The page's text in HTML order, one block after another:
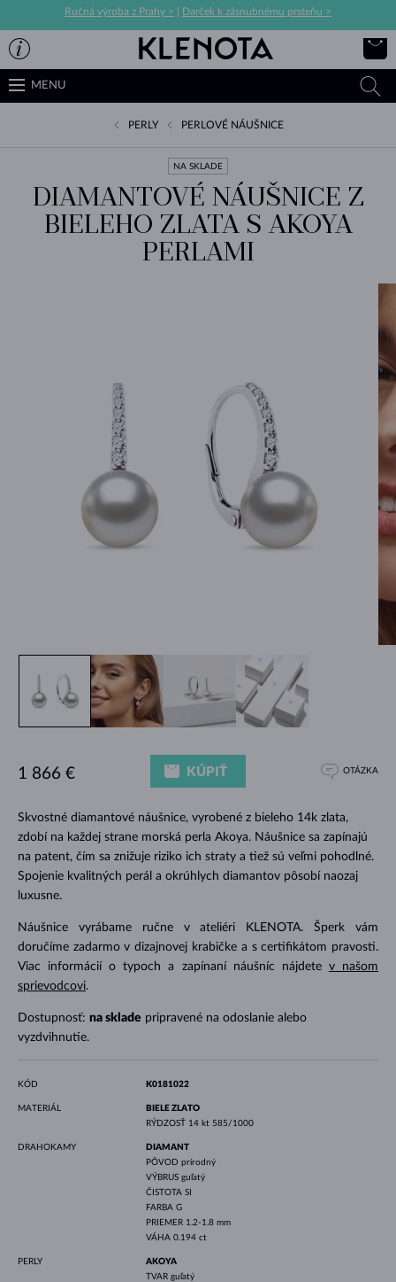
Ručná výroba z Prahy > Darček k zásnubnému prsteňu >
MENU
PERLY PERLOVÉ NÁUŠNICE
NA SKLADE
DIAMANTOVÉ NÁUŠNICE Z
BIELEHO ZLATA S AKOYA
PERLAMI
Skvostné diamantové náušnice, vyrobené z bieleho 14k zlata,
zdobí na každej strane morská perla Akoya. Náušnice sa zapínajú
na patent, čím sa znižuje riziko ich straty a tiež sú veľmi pohodlné.
Spojenie kvalitných perál a okrúhlych diamantov pôsobí naozaj
luxusne.
Náušnice vyrábame ručne v ateliéri KLENOTA. Šperk vám
doručíme zadarmo v dizajnovej krabičke a s certifikátom pravosti.
Viac informácií o typoch a zapínaní náušníc nájdete v našom
sprievodcovi.
Dostupnosť: na sklade pripravené na odoslanie alebo
vyzdvihnutie.
1 866 € KÚPIŤ OTÁZKA
KÓD K0181022
MATERIÁL
BIELE ZLATO
RÝDZOSŤ 14 kt 585/1000
DRAHOKAMY
DIAMANT
PÔVOD prírodný
VÝBRUS guľatý
ČISTOTA SI
FARBA G
PRIEMER 1.2-1.8 mm
VÁHA 0.194 ct
PERLY
AKOYA
TVAR guľatý